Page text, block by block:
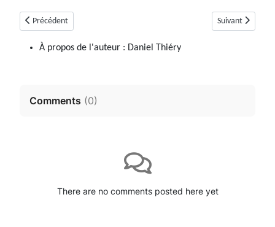
Article précédent : Saint-Julien-D'Asse
Précédent Article suivant :
Suivant
À propos de l'auteur : Daniel Thiéry
Comments (0)
There are no comments posted here yet